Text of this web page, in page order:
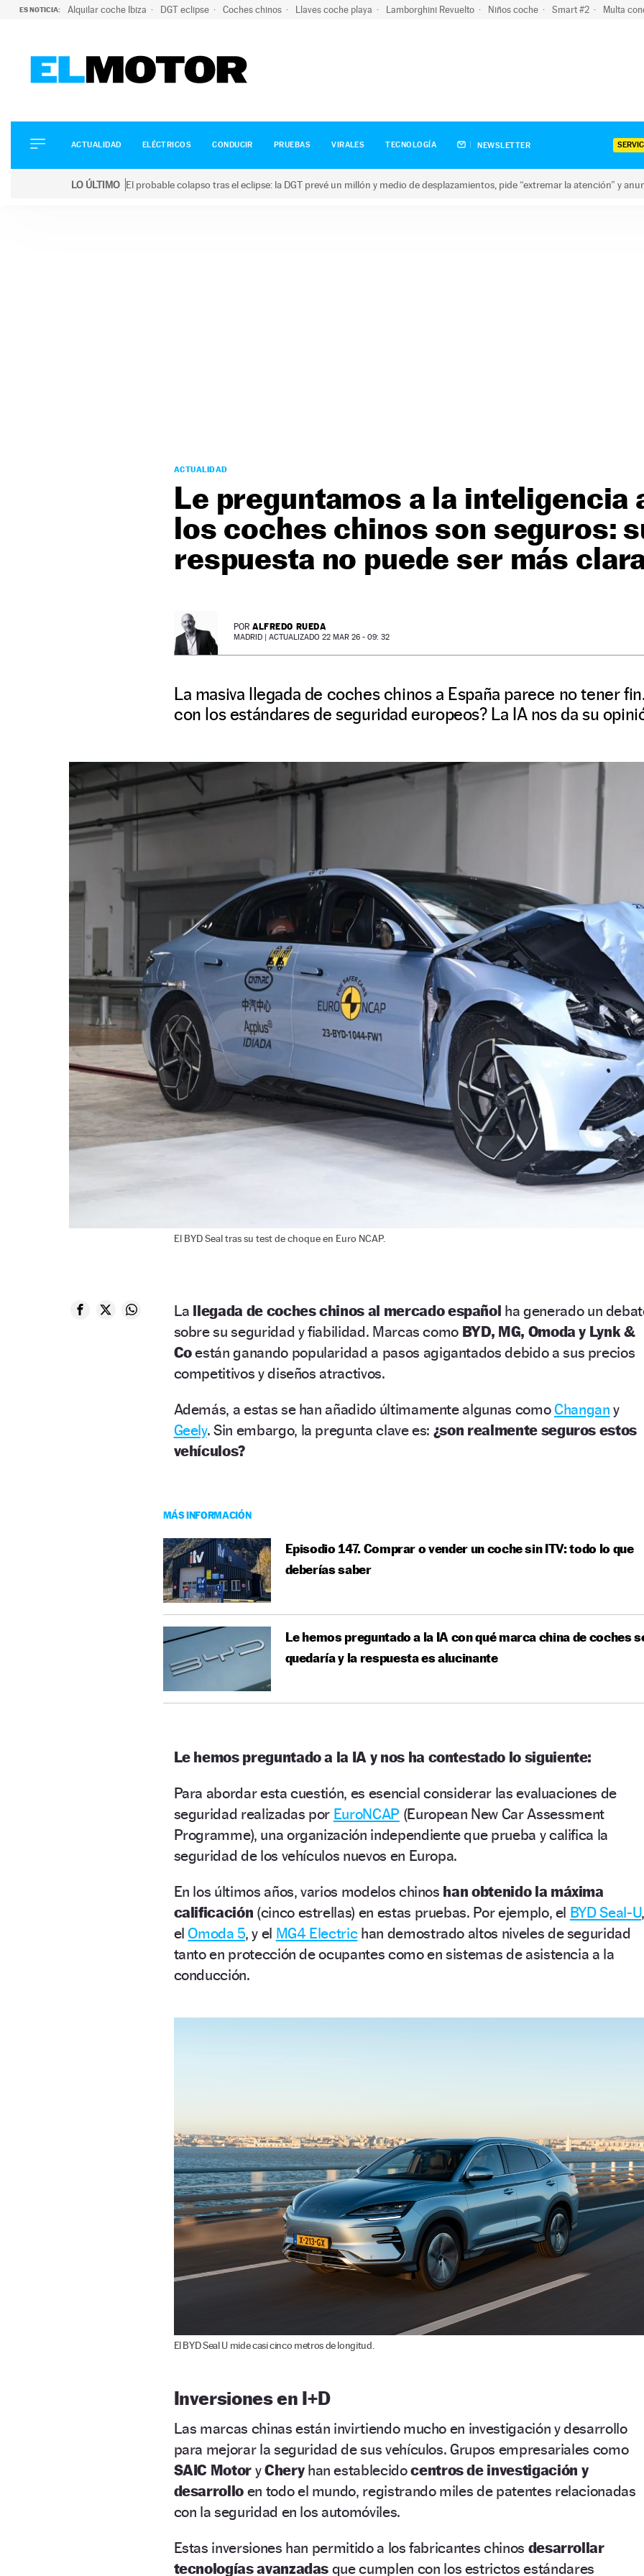
ES NOTICIA: Alquilar coche Ibiza DGT eclipse Coches chinos Llaves coche playa Lamborghini Revuelto Niños coche Smart #2 Multa
ELÉCTRICOS
CONDUCIR
ACTUALIDAD ELÉCTRICOS CONDUCIR PRUEBAS VIRALES TECNOLOGÍA NEWSLETTER
LO ÚLTIMO El probable colapso tras el eclipse: la DGT prevé un millón y medio de desplazamientos, pide “extremar la atención” y
ACTUALIDAD
Le preguntamos a la
los coches chinos son seguros:
respuesta no puede ser más
POR ALFREDO RUEDA
MADRID | ACTUALIZADO 22 MAR 26 - 09: 32
La masiva llegada de coches chinos a España parece no tener
con los estándares de seguridad europeos? La IA nos da su
El BYD Seal tras su test de choque en Euro NCAP.
La llegada de coches chinos al mercado español ha generado un
sobre su seguridad y fiabilidad. Marcas como BYD, MG, Omoda y Lynk &
Coestán ganando popularidad a pasos agigantados debido a sus precios
competitivos y diseños atractivos.
Además, a estas se han añadido últimamente algunas comoChangan y
Geely. Sin embargo, la pregunta clave es: ¿son realmente seguros estos
vehículos?
MÁS INFORMACIÓN
Episodio 147. Comprar o vender un coche sin ITV: todo lo que
deberías saber
Le hemos preguntado a la IA con qué marca china de coches
quedaría y la respuesta es alucinante
Le hemos preguntado a la IA y nos ha contestado lo siguiente:
Para abordar esta cuestión, es esencial considerar las evaluaciones de
seguridad realizadas por EuroNCAP (European New Car Assessment
Programme), una organización independiente que prueba y califica la
seguridad de los vehículos nuevos en Europa.
En los últimos años, varios modelos chinos han obtenido la máxima
calificación (cinco estrellas) en estas pruebas. Por ejemplo, el BYD Seal-U,
elOmoda 5, y el MG4 Electrichan demostrado altos niveles de seguridad
tanto en protección de ocupantes como en sistemas de asistencia a la
conducción.
El BYD Seal U mide casi cinco metros de longitud.
Inversiones en I+D
Las marcas chinas están invirtiendo mucho en investigación y desarrollo
para mejorar la seguridad de sus vehículos. Grupos empresariales como
SAIC Motor yCheryhan establecidocentros de investigación y
desarrollo en todo el mundo, registrando miles de patentes relacionadas
con la seguridad en los automóviles.
Estas inversiones han permitido a los fabricantes chinos desarrollar
tecnologías avanzadas que cumplen con los estrictos estándares